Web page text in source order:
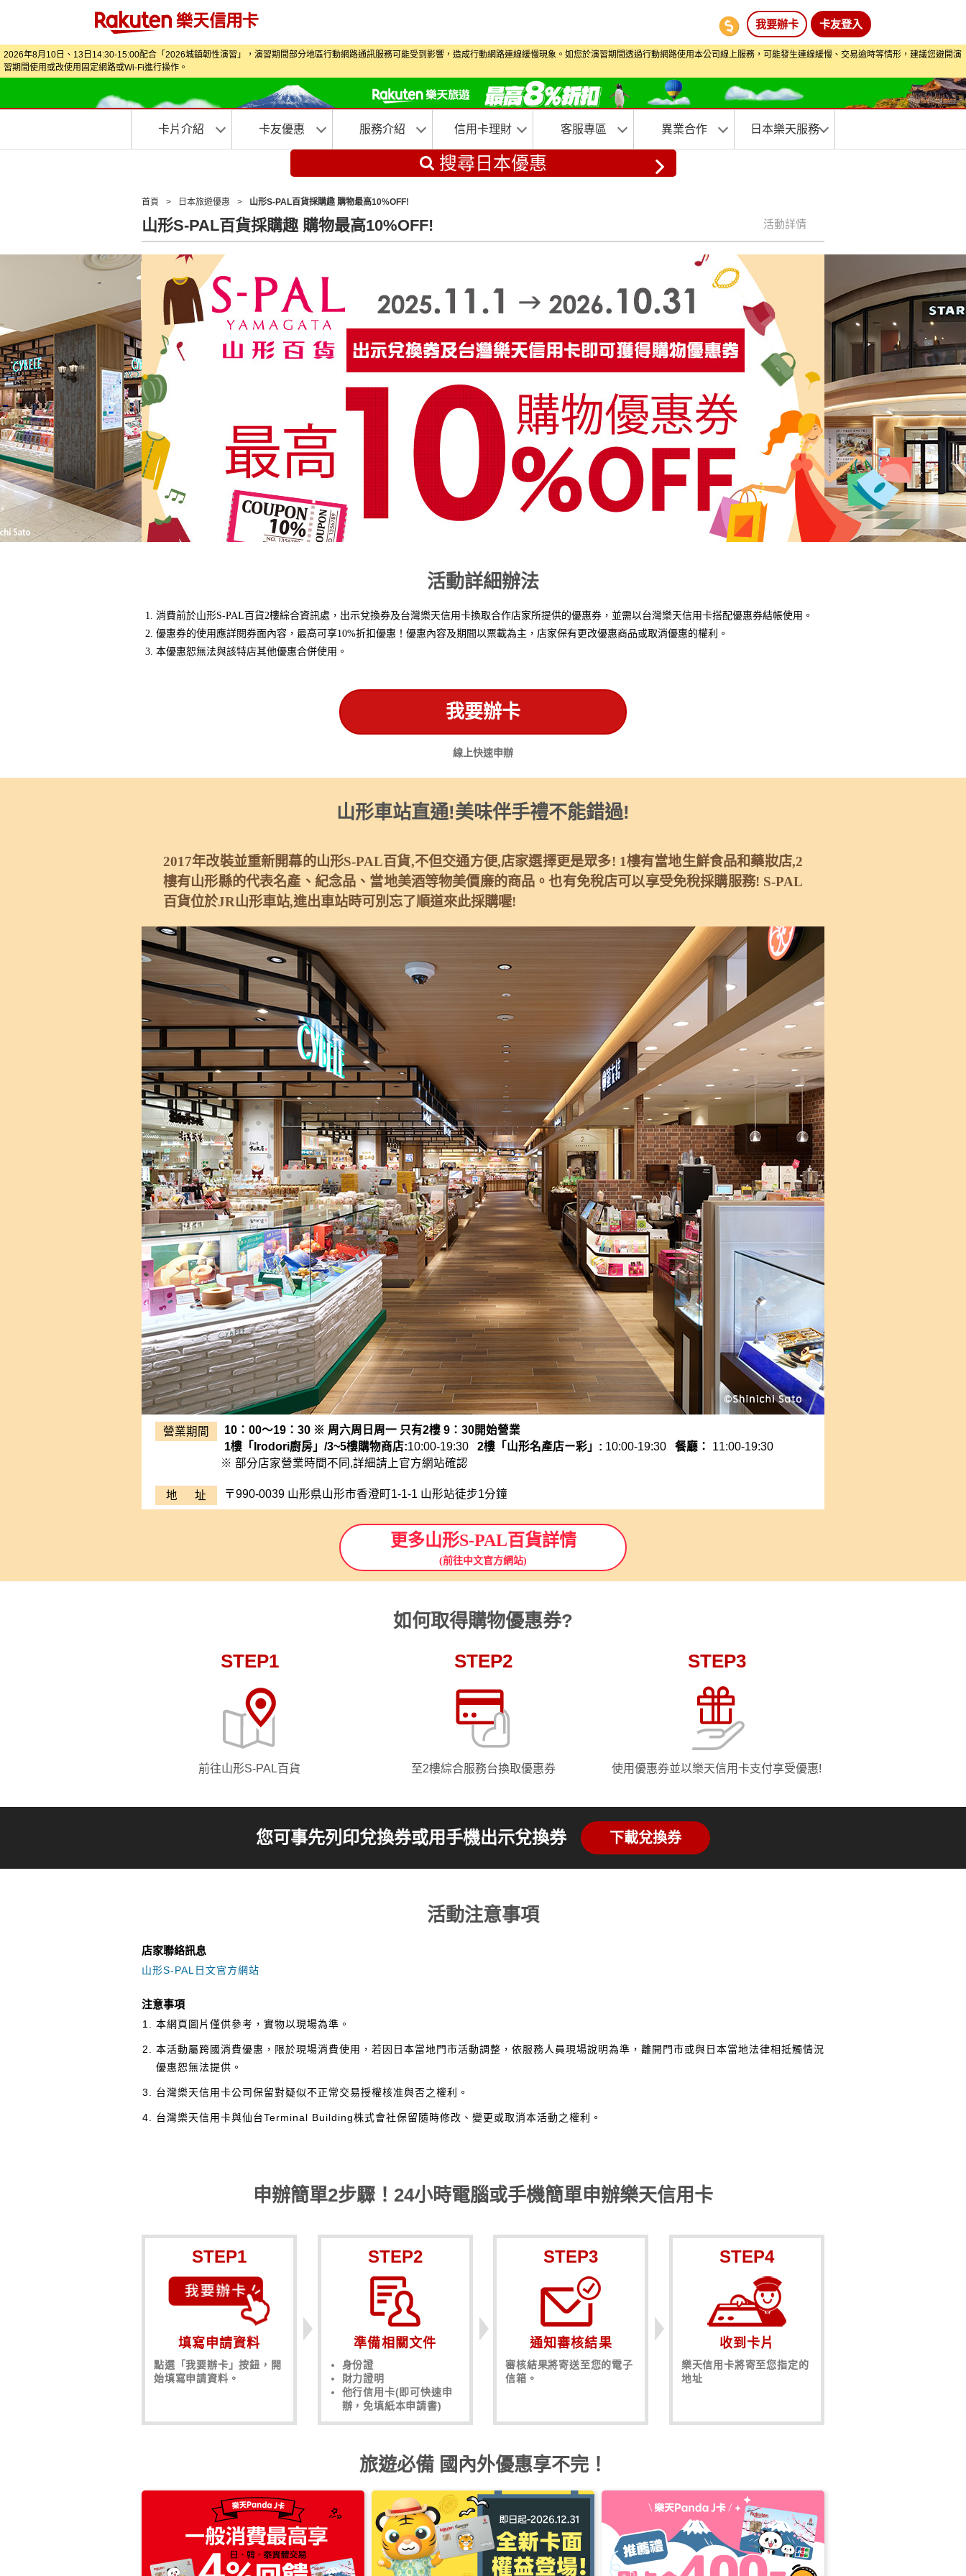
卡友登入
我要辦卡
2026年8月10日、13日14:30-15:00配合「2026城鎮韌性演習」，演習期間部分地區行動網路通訊服務可能受到影響，造成行動網路連線緩慢現象。如您於演習期間透過行動網路使用本公司線上服務，可能發生連線緩慢、交易逾時等情形，建議您避開演
習期間使用或改使用固定網路或Wi‑Fi進行操作。
卡片介紹 卡友優惠 服務介紹 信用卡理財 客服專區 異業合作 日本樂天服務
搜尋日本優惠
首頁 > 日本旅遊優惠 > 山形S-PAL百貨採購趣 購物最高10%OFF!
山形S-PAL百貨採購趣 購物最高10%OFF! 活動詳情
活動詳細辦法
消費前於山形S-PAL百貨2樓綜合資訊處，出示兌換券及台灣樂天信用卡換取合作店家所提供的優惠券，並需以台灣樂天信用卡搭配優惠券結帳使用。
優惠券的使用應詳閱券面內容，最高可享10%折扣優惠！優惠內容及期間以票載為主，店家保有更改優惠商品或取消優惠的權利。
本優惠恕無法與該特店其他優惠合併使用。
我要辦卡
線上快速申辦
山形車站直通!美味伴手禮不能錯過!
2017年改裝並重新開幕的山形S-PAL百貨,不但交通方便,店家選擇更是眾多! 1樓有當地生鮮食品和藥妝店,2
樓有山形縣的代表名產、紀念品、當地美酒等物美價廉的商品。也有免稅店可以享受免稅採購服務! S-PAL
百貨位於JR山形車站,進出車站時可別忘了順道來此採購喔!
營業期間
10：00～19：30 ※ 周六周日周一 只有2樓 9：30開始營業
1樓「Irodori廚房」/3~5樓購物商店:10:00-19:30 2樓「山形名產店ー彩」: 10:00-19:30 餐廳： 11:00-19:30
※ 部分店家營業時間不同,詳細請上官方網站確認
地 址 〒990-0039 山形県山形市香澄町1-1-1 山形站徒步1分鐘
更多山形S-PAL百貨詳情
(前往中文官方網站)
如何取得購物優惠券?
STEP1
前往山形S-PAL百貨
STEP2
至2樓綜合服務台換取優惠券
STEP3
使用優惠券並以樂天信用卡支付享受優惠!
您可事先列印兌換券或用手機出示兌換券 下載兌換券
活動注意事項
店家聯絡訊息
山形S-PAL日文官方網站
注意事項
本網頁圖片僅供參考，實物以現場為準。
本活動屬跨國消費優惠，限於現場消費使用，若因日本當地門市活動調整，依服務人員現場說明為準，離開門市或與日本當地法律相抵觸情況
優惠恕無法提供。
台灣樂天信用卡公司保留對疑似不正常交易授權核准與否之權利。
台灣樂天信用卡與仙台Terminal Building株式會社保留隨時修改、變更或取消本活動之權利。
申辦簡單2步驟！24小時電腦或手機簡單申辦樂天信用卡
STEP1
填寫申請資料
點選「我要辦卡」按鈕，開
始填寫申請資料。
STEP2
準備相關文件
身份證
財力證明
他行信用卡(即可快速申
辦，免填紙本申請書)
STEP3
通知審核結果
審核結果將寄送至您的電子
信箱。
STEP4
收到卡片
樂天信用卡將寄至您指定的
地址
旅遊必備 國內外優惠享不完！